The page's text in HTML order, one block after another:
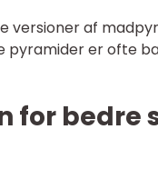
versioner af
er ofte
for bedre